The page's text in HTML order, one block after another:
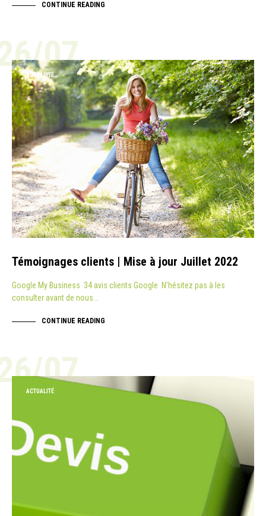
CONTINUE READING
07
ACTUALITÉ
Témoignages clients | Mise à jour Juillet 2022
Google My Business 34 avis clients Google N’hésitez pas à les
consulter avant de nous…
CONTINUE READING
07
ACTUALITÉ